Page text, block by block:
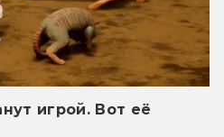
игрой. Вот её